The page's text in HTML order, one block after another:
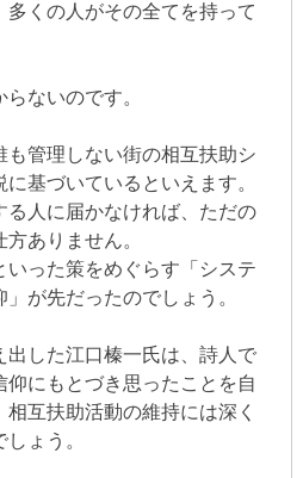
くの人がその全てを持って
ないのです。
も管理しない街の相互扶助シ
基づいているといえます。
る人に届かなければ、ただの
ありません。
いった策をめぐらす「システ
が先だったのでしょう。
出した江口榛一氏は、詩人で
にもとづき思ったことを自
互扶助活動の維持には深く
ょう。